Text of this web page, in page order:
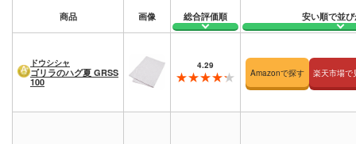
商品 画像 総合評価順 安い順で並
ドウシシャ
ゴリラのハグ夏 GRSS
100
4.29
Amazonで探す 楽天市場で